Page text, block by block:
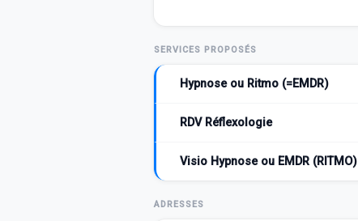
SERVICES PROPOSÉS
Hypnose ou Ritmo (=EMDR)
RDV Réflexologie
Visio Hypnose ou EMDR (RITMO)
ADRESSES